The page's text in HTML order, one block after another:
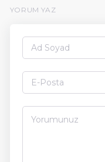
YORUM YAZ